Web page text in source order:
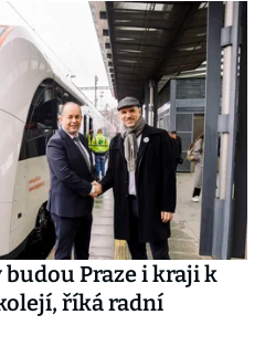
Praze i kraji k
říká radní